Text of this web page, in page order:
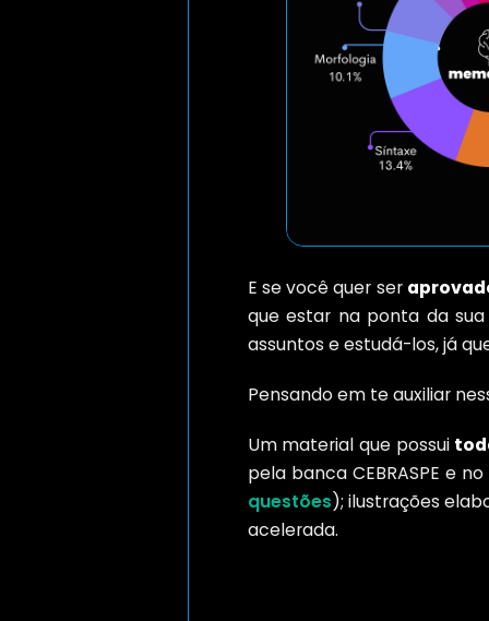
E se você quer ser
que estar na ponta da
assuntos e estudá-los, já
Pensando em te auxiliar
Um material que possui
pela banca CEBRASPE e
questões); ilustrações
acelerada.